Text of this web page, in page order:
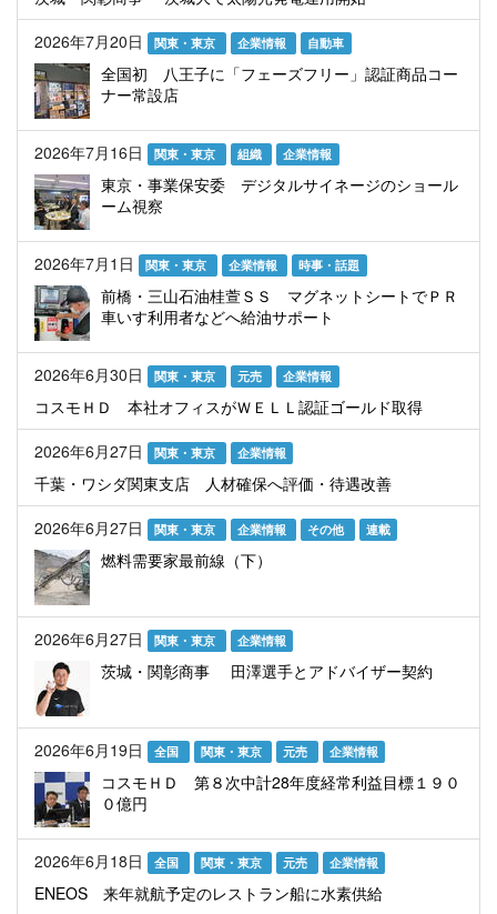
2026年7月20日
関東・東京 企業情報 自動車
全国初 八王子に「フェーズフリー」認証商品コー
ナー常設店
2026年7月16日 関東・東京 組織 企業情報
東京・事業保安委 デジタルサイネージのショール
ーム視察
2026年7月1日 関東・東京 企業情報 時事・話題
前橋・三山石油桂萱ＳＳ マグネットシートでＰＲ
車いす利用者などへ給油サポート
2026年6月30日 関東・東京 元売 企業情報
コスモＨＤ 本社オフィスがＷＥＬＬ認証ゴールド取得
2026年6月27日
関東・東京 企業情報
千葉・ワシダ関東支店 人材確保へ評価・待遇改善
2026年6月27日
関東・東京 企業情報 その他 連載
燃料需要家最前線（下）
2026年6月27日 関東・東京 企業情報
茨城・関彰商事 田澤選手とアドバイザー契約
2026年6月19日 全国 関東・東京 元売 企業情報
コスモＨＤ 第８次中計28年度経常利益目標１９０
０億円
2026年6月18日 全国 関東・東京 元売 企業情報
ENEOS 来年就航予定のレストラン船に水素供給